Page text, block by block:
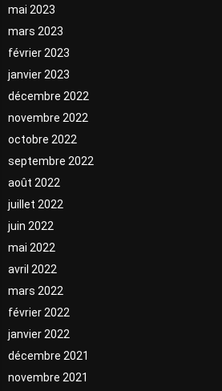
mai 2023
mars 2023
février 2023
janvier 2023
décembre 2022
novembre 2022
octobre 2022
septembre 2022
août 2022
juillet 2022
juin 2022
mai 2022
avril 2022
mars 2022
février 2022
janvier 2022
décembre 2021
novembre 2021